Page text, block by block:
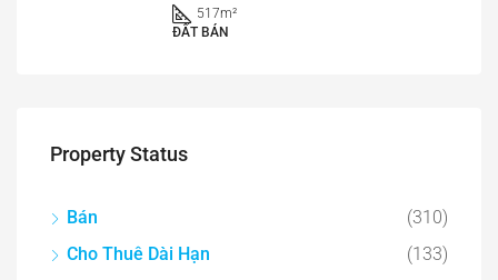
517m²
ĐẤT BÁN
Property Status
Bán
(310)
Cho Thuê Dài Hạn
(133)